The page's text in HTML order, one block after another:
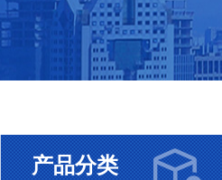
产品分类